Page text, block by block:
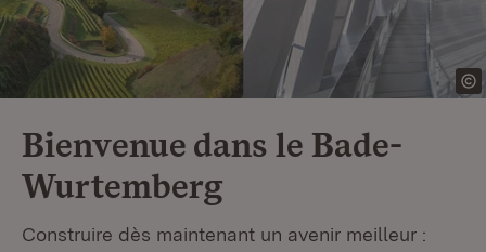
Bienvenue dans le Bade-
Wurtemberg
Construire dès maintenant un avenir meilleur :